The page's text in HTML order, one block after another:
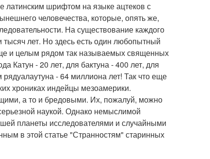
латинским шрифтом на языке ацтеков с
человечества, которые, опять же,
На существование каждого
тысяч лет. Но здесь есть один любопытный
и целым рядом так называемых священных
Катун - 20 лет, для бактуна - 400 лет, для
- 64 миллиона лет! Так что еще
хрониках индейцы мезоамерики.
а то и бредовыми. Их, пожалуй, можно
наукой. Однако немыслимой
планеты исследователями и случайными
в этой статье "Странностям" старинных